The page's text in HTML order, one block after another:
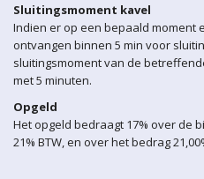
Sluitingsmoment kavel
Indien er op een bepaald moment
ontvangen binnen 5 min voor
sluitingsmoment van de
met 5 minuten.
Opgeld
Het opgeld bedraagt 17% over de
21% BTW, en over het bedrag